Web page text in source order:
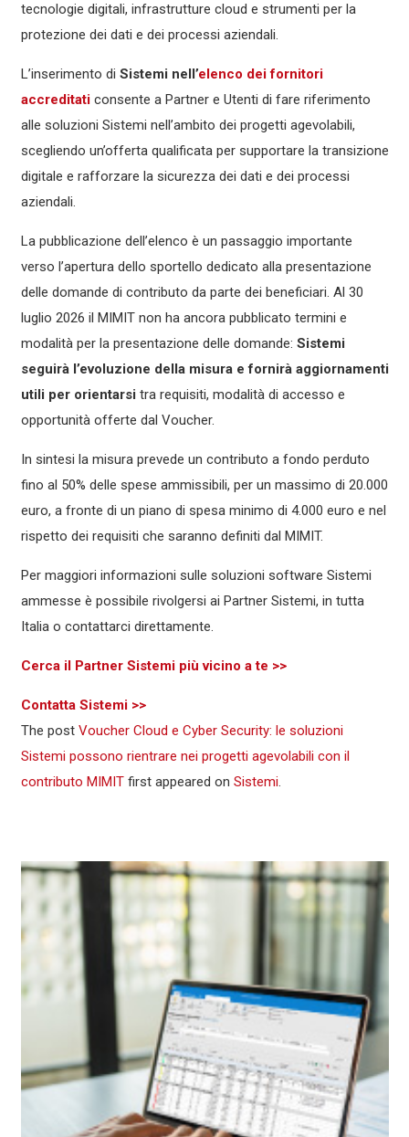
tecnologie digitali, infrastrutture cloud e strumenti per la
protezione dei dati e dei processi aziendali.
L’inserimento di Sistemi nell’elenco dei fornitori
accreditaticonsente a Partner e Utenti di fare riferimento
alle soluzioni Sistemi nell’ambito dei progetti agevolabili,
scegliendo un’offerta qualificata per supportare la transizione
digitale e rafforzare la sicurezza dei dati e dei processi
aziendali.
La pubblicazione dell’elenco è un passaggio importante
verso l’apertura dello sportello dedicato alla presentazione
delle domande di contributo da parte dei beneficiari. Al 30
luglio 2026 il MIMIT non ha ancora pubblicato termini e
modalità per la presentazione delle domande: Sistemi
seguirà l’evoluzione della misura e fornirà aggiornamenti
utili per orientarsi tra requisiti, modalità di accesso e
opportunità offerte dal Voucher.
In sintesi la misura prevede un contributo a fondo perduto
fino al 50% delle spese ammissibili, per un massimo di 20.000
euro, a fronte di un piano di spesa minimo di 4.000 euro e nel
rispetto dei requisiti che saranno definiti dal MIMIT.
Per maggiori informazioni sulle soluzioni software Sistemi
ammesse è possibile rivolgersi ai Partner Sistemi, in tutta
Italia o contattarci direttamente.
Cerca il Partner Sistemi più vicino a te >>
Contatta Sistemi >>
The post Voucher Cloud e Cyber Security: le soluzioni
Sistemi possono rientrare nei progetti agevolabili con il
contributo MIMITfirst appeared on Sistemi.